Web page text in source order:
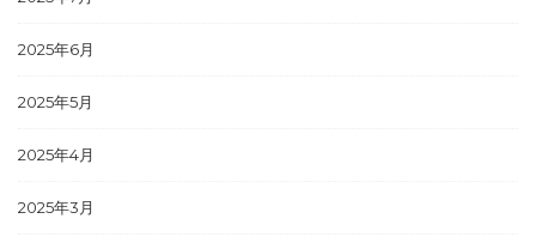
2025年6月
2025年5月
2025年4月
2025年3月